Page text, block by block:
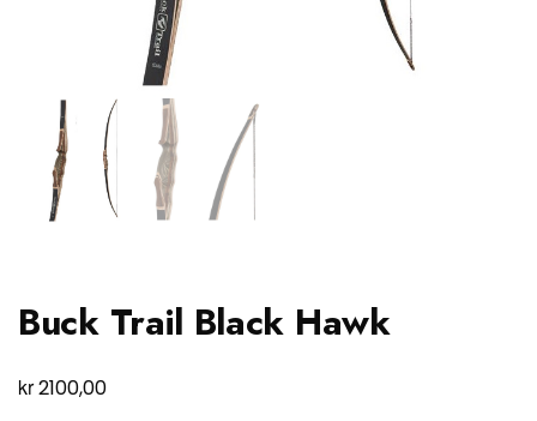
Buck Trail Black Hawk
kr2100,00